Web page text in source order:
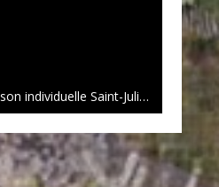
Maison individuelle Saint-Julien-aux-Bois